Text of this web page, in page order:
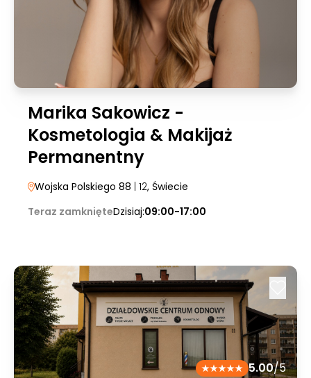
Marika Sakowicz -
Kosmetologia & Makijaż
Permanentny
Wojska Polskiego 88 | 12, Świecie
Teraz zamknięteDzisiaj:09:00-17:00
5.00/5